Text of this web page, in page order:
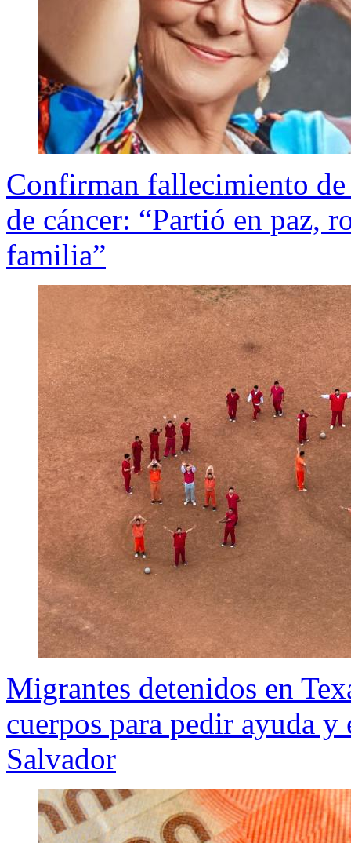
Confirman fallecimiento de
de cáncer: “Partió en paz,
familia”
Migrantes detenidos en
cuerpos para pedir ayuda
Salvador